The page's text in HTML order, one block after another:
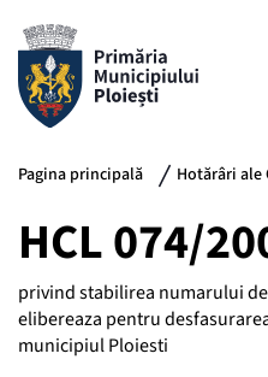
Pagina principală Hotărâri
HCL 074/
privind stabilirea numarului
elibereaza pentru
municipiul Ploiesti